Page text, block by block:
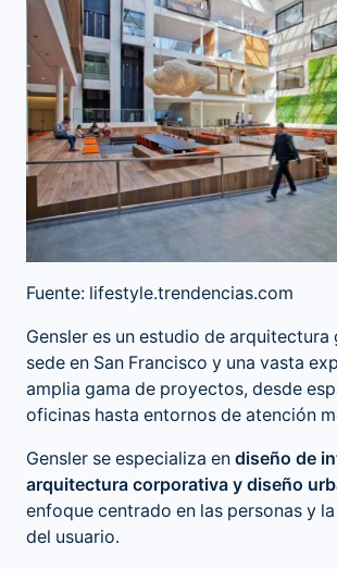
Fuente: lifestyle.trendencias.com
Gensler es un estudio de arquitectura
sede en San Francisco y una vasta
amplia gama de proyectos, desde
oficinas hasta entornos de atención
Gensler se especializa en diseño de
arquitectura corporativa y diseño
enfoque centrado en las personas y
del usuario.